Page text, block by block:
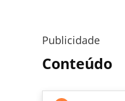
Publicidade
Conteúdo